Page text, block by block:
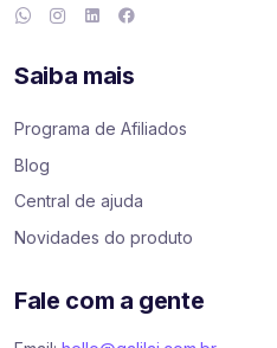
Saiba mais
Programa de Afiliados
Blog
Central de ajuda
Novidades do produto
Fale com a gente